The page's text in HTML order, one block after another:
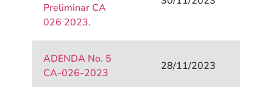
Preliminar CA
026 2023.
ADENDA No. 5
CA-026-2023
28/11/2023